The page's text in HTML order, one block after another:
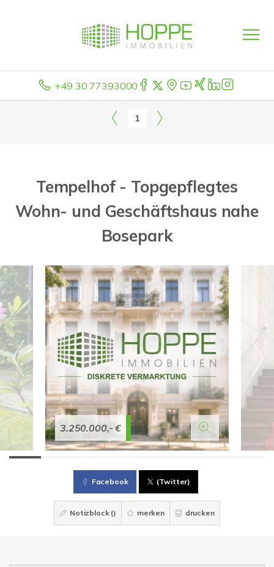
+49 30 77393000
1
Tempelhof - Topgepflegtes
Wohn- und Geschäftshaus nahe
Bosepark
3.250.000,- €
Facebook (Twitter)
Notizblock () merken drucken